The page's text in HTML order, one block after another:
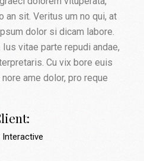
an sit. Veritus um no qui, at
dolor si dicam labore.
vitae parte repudi andae,
Cu vix bore euis
ame dolor, pro reque
Interactive